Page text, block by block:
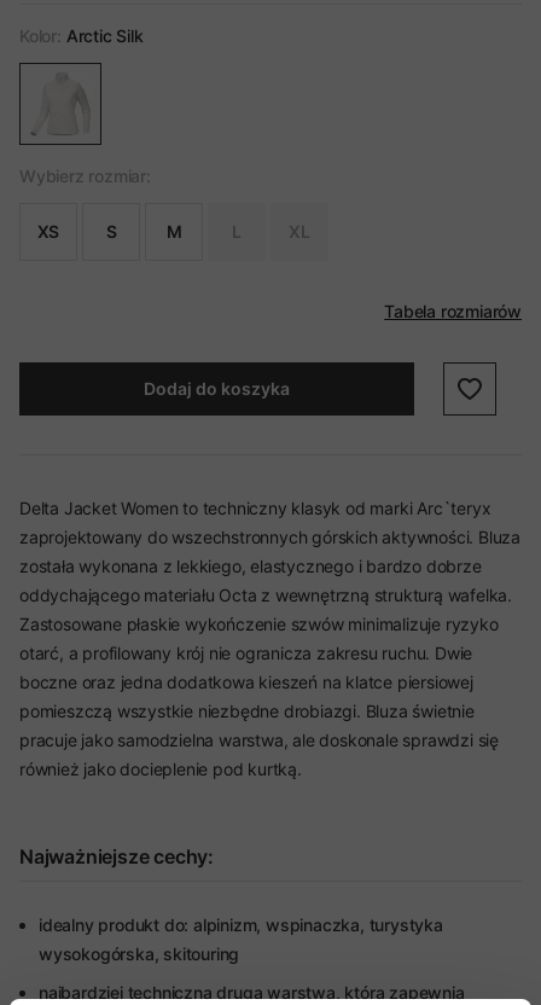
Kolor: Arctic Silk
Wybierz rozmiar:
XS S M L XL
Tabela rozmiarów
Dodaj do koszyka
Delta Jacket Women to techniczny klasyk od marki Arc`teryx
zaprojektowany do wszechstronnych górskich aktywności. Bluza
została wykonana z lekkiego, elastycznego i bardzo dobrze
oddychającego materiału Octa z wewnętrzną strukturą wafelka.
Zastosowane płaskie wykończenie szwów minimalizuje ryzyko
otarć, a profilowany krój nie ogranicza zakresu ruchu. Dwie
boczne oraz jedna dodatkowa kieszeń na klatce piersiowej
pomieszczą wszystkie niezbędne drobiazgi. Bluza świetnie
pracuje jako samodzielna warstwa, ale doskonale sprawdzi się
również jako docieplenie pod kurtką.
Najważniejsze cechy:
idealny produkt do: alpinizm, wspinaczka, turystyka
wysokogórska, skitouring
najbardziej techniczna druga warstwa, która zapewnia